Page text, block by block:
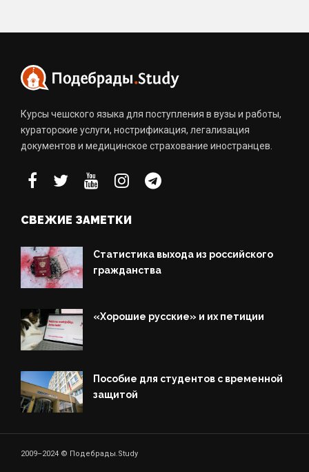
Курсы чешского языка для поступления в вузы и работы,
кураторские услуги, нострификация, легализация
документов и медицинское страхование иностранцев.
СВЕЖИЕ ЗАМЕТКИ
Статистика выхода из российского
гражданства
«Хорошие русские» и их петиции
Пособие для студентов с временной
защитой
2009–2024 © Подебрады.Study